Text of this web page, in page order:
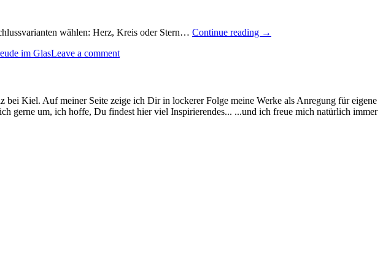
wählen: Herz, Kreis oder Stern… Continue reading „Eine
→
im GlasLeave a comment
Kiel. Auf meiner Seite zeige ich Dir in lockerer Folge meine Werke als Anregung für eigene
gerne um, ich hoffe, Du findest hier viel Inspirierendes... ...und ich freue mich natürlich immer